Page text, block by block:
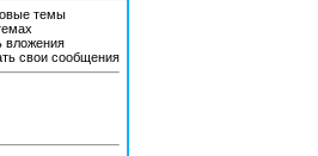
темы
вложения
свои сообщения